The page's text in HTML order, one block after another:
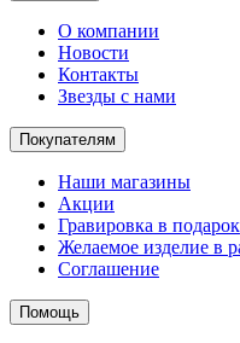
О компании
Новости
Контакты
Звезды с нами
Покупателям
Наши магазины
Акции
Гравировка в подарок
Желаемое изделие в
Соглашение
Помощь